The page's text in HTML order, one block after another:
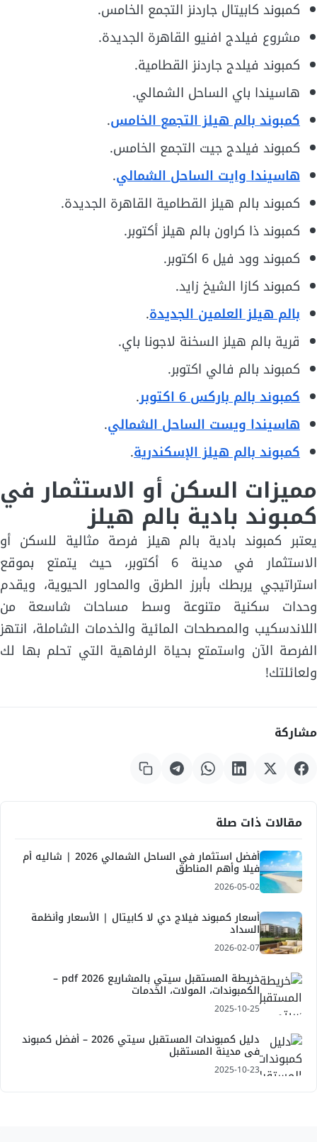
كمبوند كابيتال جاردنز التجمع الخامس.
مشروع فيلدج افنيو القاهرة الجديدة.
كمبوند فيلدج جاردنز القطامية.
هاسيندا باي الساحل الشمالي.
كمبوند بالم هيلز التجمع الخامس.
كمبوند فيلدج جيت التجمع الخامس.
هاسيندا وايت الساحل الشمالي.
كمبوند بالم هيلز القطامية القاهرة الجديدة.
كمبوند ذا كراون بالم هيلز أكتوبر.
كمبوند وود فيل 6 اكتوبر.
كمبوند كازا الشيخ زايد.
بالم هيلز العلمين الجديدة.
قرية بالم هيلز السخنة لاجونا باي.
كمبوند بالم فالي اكتوبر.
كمبوند بالم باركس 6 اكتوبر
.
هاسيندا ويست الساحل الشمالي.
كمبوند بالم هيلز الإسكندرية.
مميزات السكن أو الاستثمار في
كمبوند بادية بالم هيلز
يعتبر كمبوند بادية بالم هيلز فرصة مثالية للسكن أو
الاستثمار في مدينة 6 أكتوبر، حيث يتمتع بموقع
استراتيجي يربطك بأبرز الطرق والمحاور الحيوية، ويقدم
وحدات سكنية متنوعة وسط مساحات شاسعة من
اللاندسكيب والمصطحات المائية والخدمات الشاملة، انتهز
الفرصة الآن واستمتع بحياة الرفاهية التي تحلم بها لك
ولعائلتك!
مشاركة
مقالات ذات صلة
أفضل استثمار في الساحل الشمالي 2026 | شاليه أم
فيلا وأهم المناطق
2026-05-02
أسعار كمبوند فيلاج دي لا كابيتال | الأسعار وأنظمة
السداد
2026-02-07
خريطة المستقبل سيتي بالمشاريع pdf 2026 –
الكمبوندات، المولات، الخدمات
2025-10-25
دليل كمبوندات المستقبل سيتي 2026 – أفضل كمبوند
في مدينة المستقبل
2025-10-23